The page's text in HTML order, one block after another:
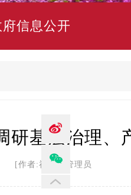
府信息公开
研基层治理、
[作者:禄劝县管理员 发